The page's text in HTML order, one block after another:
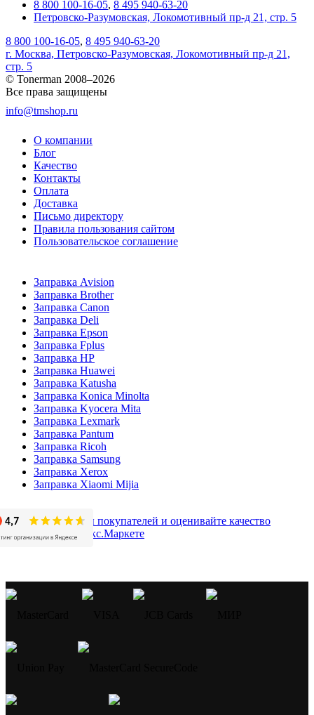
8 800 100-16-05, 8 495 940-63-20
Петровско-Разумовская, Локомотивный пр-д 21, стр. 5
8 800 100-16-05, 8 495 940-63-20
г. Москва, Петровско-Разумовская, Локомотивный пр-д 21,
стр. 5
© Tonerman 2008–2026
Все права защищены
info@tmshop.ru
О компании
Блог
Качество
Контакты
Оплата
Доставка
Письмо директору
Правила пользования сайтом
Пользовательское соглашение
Заправка Avision
Заправка Brother
Заправка Canon
Заправка Deli
Заправка Epson
Заправка Fplus
Заправка HP
Заправка Huawei
Заправка Katusha
Заправка Konica Minolta
Заправка Kyocera Mita
Заправка Lexmark
Заправка Pantum
Заправка Ricoh
Заправка Samsung
Заправка Xerox
Заправка Xiaomi Mijia